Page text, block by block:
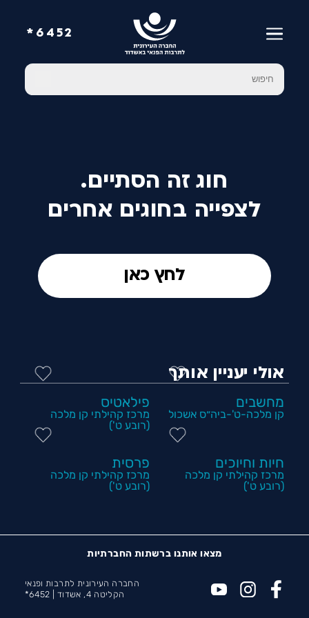
6452*
חוג זה הסתיים.
לצפייה בחוגים אחרים
לחץ כאן
אולי יעניין אותך
מחשבים
קן מלכה-ט'-ביה״ס אשכול
פילאטיס
מרכז קהילתי קן מלכה
(רובע ט')
חיות וחיוכים
מרכז קהילתי קן מלכה
(רובע ט')
פרסית
מרכז קהילתי קן מלכה
(רובע ט')
מצאו אותנו ברשתות החברתיות
החברה העירונית לתרבות ופנאי
הקליטה 4, אשדוד |
6452*